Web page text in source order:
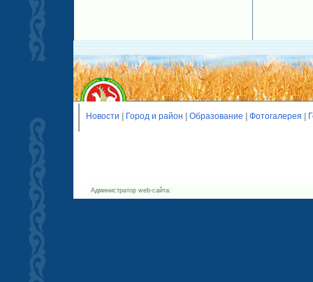
Новости Город и район Образование Фотогалерея
Администратор web-сайта: